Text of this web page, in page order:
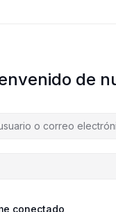
de
conectado